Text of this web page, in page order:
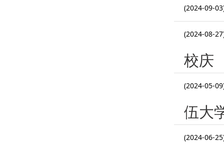
(2024-09-
(2024-08-
校庆
(2024-05-
伍大
(2024-06-